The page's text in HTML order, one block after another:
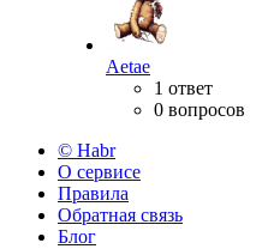
Aetae
1 ответ
0 вопросов
© Habr
О сервисе
Правила
Обратная связь
Блог